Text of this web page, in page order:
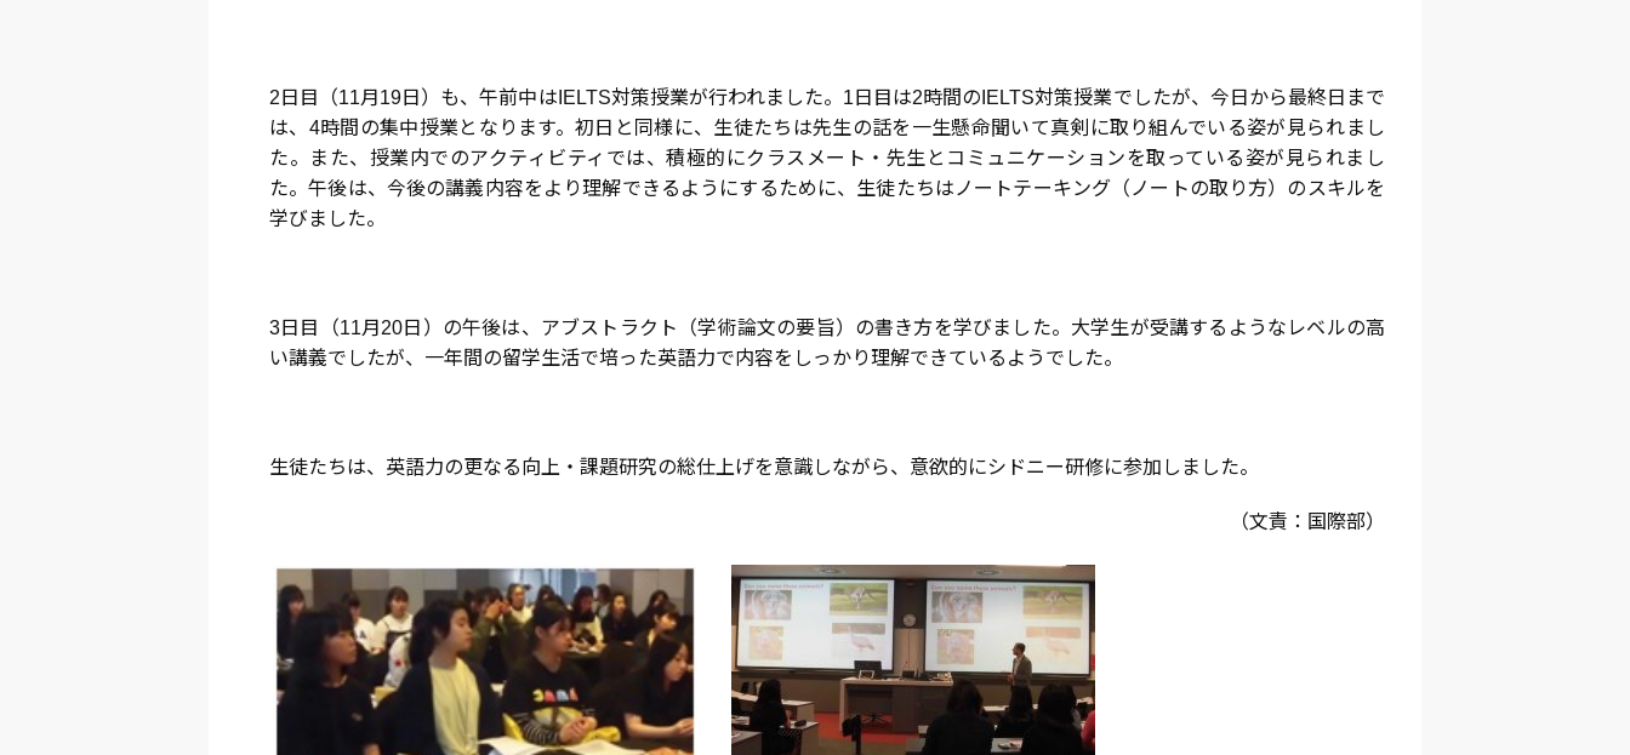
2日目（11月19日）も、午前中はIELTS対策授業が行われました。1日目は2時間のIELTS対策授業でしたが、今日から最終日まで
は、4時間の集中授業となります。初日と同様に、生徒たちは先生の話を一生懸命聞いて真剣に取り組んでいる姿が見られまし
た。また、授業内でのアクティビティでは、積極的にクラスメート・先生とコミュニケーションを取っている姿が見られまし
た。午後は、今後の講義内容をより理解できるようにするために、生徒たちはノートテーキング（ノートの取り方）のスキルを
学びました。
3日目（11月20日）の午後は、アブストラクト（学術論文の要旨）の書き方を学びました。大学生が受講するようなレベルの高
い講義でしたが、一年間の留学生活で培った英語力で内容をしっかり理解できているようでした。
生徒たちは、英語力の更なる向上・課題研究の総仕上げを意識しながら、意欲的にシドニー研修に参加しました。
（文責：国際部）